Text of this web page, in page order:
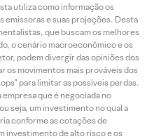
utiliza como informação os
emissoras e suas projeções. Desta
que buscam os melhores
o cenário macroeconômico e os
podem divergir das opiniões dos
os movimentos mais prováveis dos
para limitar as possíveis perdas.
empresa que é negociada no
seja, um investimento no qual a
conforme as cotações de
investimento de alto risco e os